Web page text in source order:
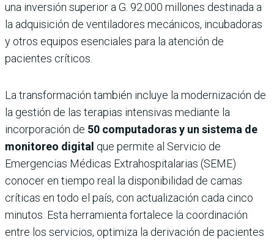
una inversión superior a G. 92.000 millones destinada a
la adquisición de ventiladores mecánicos, incubadoras
y otros equipos esenciales para la atención de
pacientes críticos.
La transformación también incluye la modernización de
la gestión de las terapias intensivas mediante la
incorporación de 50 computadoras y un sistema de
monitoreo digital que permite al Servicio de
Emergencias Médicas Extrahospitalarias (SEME)
conocer en tiempo real la disponibilidad de camas
críticas en todo el país, con actualización cada cinco
minutos. Esta herramienta fortalece la coordinación
entre los servicios, optimiza la derivación de pacientes